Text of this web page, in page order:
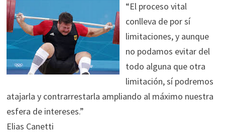
“El proceso vital
conlleva de por sí
limitaciones, y aunque
no podamos evitar del
todo alguna que otra
limitación, sí podremos
atajarla y contrarrestarla ampliando al máximo nuestra
esfera de intereses.”
Elias Canetti